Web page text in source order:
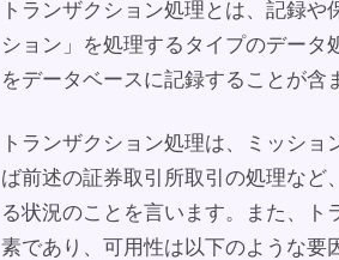
トランザクション処理とは、記録
ション」を処理するタイプのデー
をデータベースに記録することが含
トランザクション処理は、ミッシ
ば前述の証券取引所取引の処理など
る状況のことを言います。また、
素であり、可用性は以下のような要